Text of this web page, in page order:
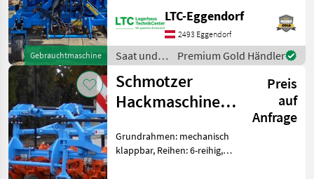
Gebrauchtmaschine
HT00400048; Service
Historie: Ja; Weitere
Maschinenmerkmale:
Einzelparallelogrammmaushub
AV5 und
LTC-Eggendorf
2493 Eggendorf
Saat und
Pflege /
Schmotzer
Premium Gold Händler
Schmotzer
Hackmaschine 6
Preis
auf
Anfrage
Grundrahmen: mechanisch
klappbar, Reihen: 6-reihig,